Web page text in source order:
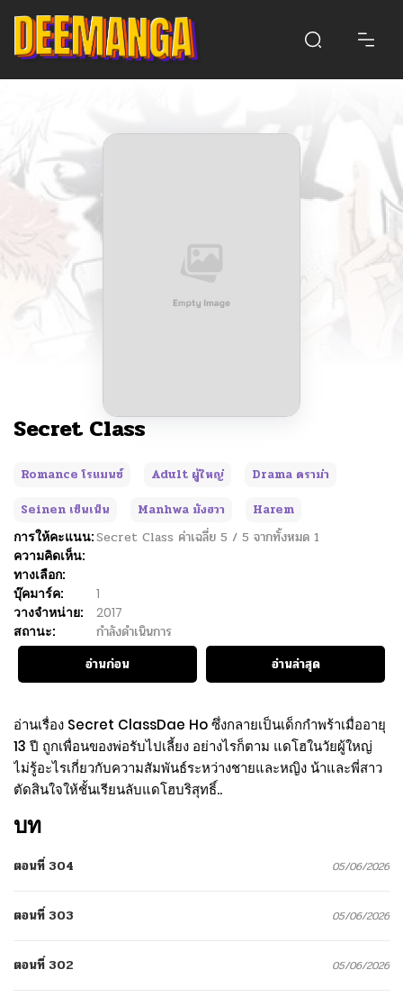
Secret Class
Romance โรแมนซ์ Adult ผู้ใหญ่
Drama ดราม่า
Seinen เซ็นเน็น
Manhwa มังฮวา
Harem
การให้คะแนน:Secret Class ค่าเฉลี่ย 5 / 5 จากทั้งหมด 1
ความคิดเห็น:
ทางเลือก:
บุ๊คมาร์ค:
1
วางจำหน่าย:
2017
สถานะ:
กำลังดำเนินการ
อ่านก่อน
อ่านล่าสุด
อ่านเรื่อง Secret ClassDae Ho ซึ่งกลายเป็นเด็กกำพร้าเมื่ออายุ
13 ปี ถูกเพื่อนของพ่อรับไปเลี้ยง อย่างไรก็ตาม แดโฮในวัยผู้ใหญ่
ไม่รู้อะไรเกี่ยวกับความสัมพันธ์ระหว่างชายและหญิง น้าและพี่สาว
ตัดสินใจให้ชั้นเรียนลับแดโฮบริสุทธิ์..
บท
ตอนที่ 304 05/06/2026
ตอนที่ 303 05/06/2026
ตอนที่ 302 05/06/2026